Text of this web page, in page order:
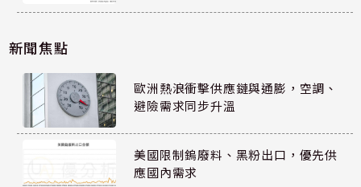
新聞焦點
歐洲熱浪衝擊供應鏈與通膨，空調、
避險需求同步升溫
美國限制鎢廢料、黑粉出口，優先供
應國內需求